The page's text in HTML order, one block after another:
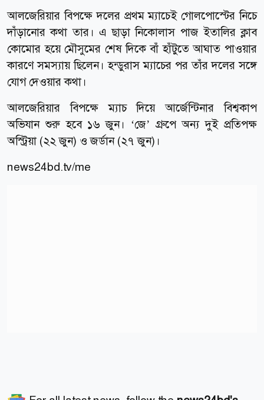
আলজেরিয়ার বিপক্ষে দলের প্রথম ম্যাচেই গোলপোস্টের নিচে
দাঁড়ানোর কথা তার। এ ছাড়া নিকোলাস পাজ ইতালির ক্লাব
কোমোর হয়ে মৌসুমের শেষ দিকে বাঁ হাঁটুতে আঘাত পাওয়ার
কারণে সমস্যায় ছিলেন। হন্ডুরাস ম্যাচের পর তাঁর দলের সঙ্গে
যোগ দেওয়ার কথা।
আলজেরিয়ার বিপক্ষে ম্যাচ দিয়ে আর্জেন্টিনার বিশ্বকাপ
অভিযান শুরু হবে ১৬ জুন। ‘জে’ গ্রুপে অন্য দুই প্রতিপক্ষ
অস্ট্রিয়া (২২ জুন) ও জর্ডান (২৭ জুন)।
news24bd.tv/me